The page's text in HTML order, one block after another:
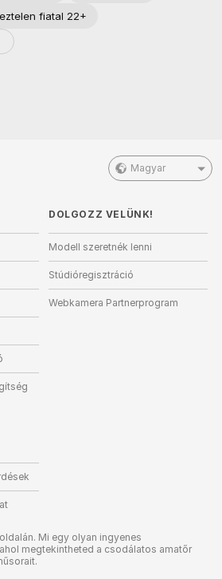
fiatal 22+
Magyar
DOLGOZZ VELÜNK!
Modell szeretnék lenni
Stúdióregisztráció
Webkamera Partnerprogram
Mi egy olyan ingyenes
megtekintheted a csodálatos amatőr